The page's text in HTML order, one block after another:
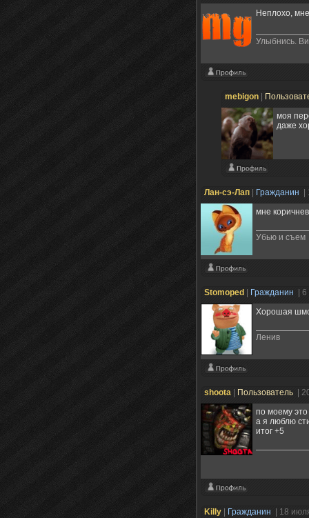
Неплохо,
Улыбнись.
mebigon
моя
даже
Лан-сэ-Лап Гражданин
мне
Убью и съем
Stomoped Гражданин
|
Хорошая
Ленив
shoota Пользователь
|
по моему это
а я люблю
итог +5
Killy Гражданин
| 18